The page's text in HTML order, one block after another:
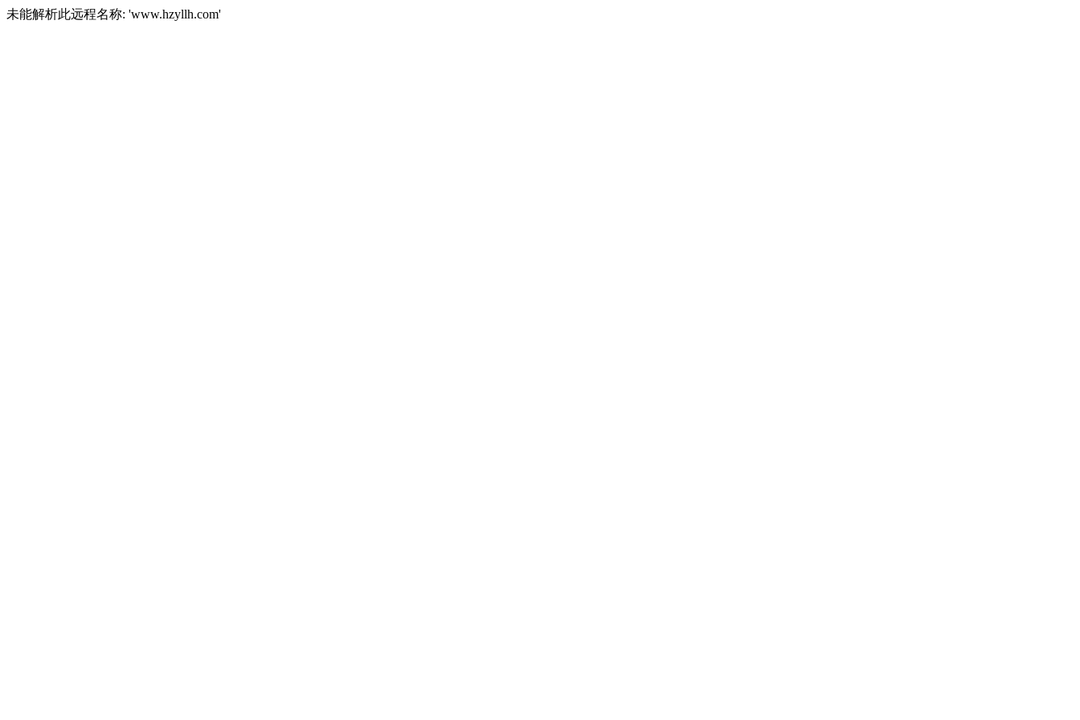
未能解析此远程名称: 'www.hzyllh.com'